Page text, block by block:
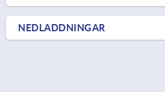
NEDLADDNINGAR